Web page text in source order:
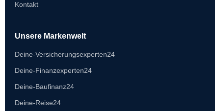
Kontakt
Unsere Markenwelt
Deine-Versicherungsexperten24
Deine-Finanzexperten24
Deine-Baufinanz24
Deine-Reise24